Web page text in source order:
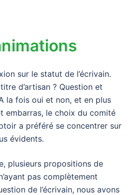
sur le statut de l’écrivain.
d’artisan ? Question et
la fois oui et non, et en plus
embarras, le choix du comité
a préféré se concentrer sur
évidents.
plusieurs propositions de
pas complètement
de l’écrivain, nous avons